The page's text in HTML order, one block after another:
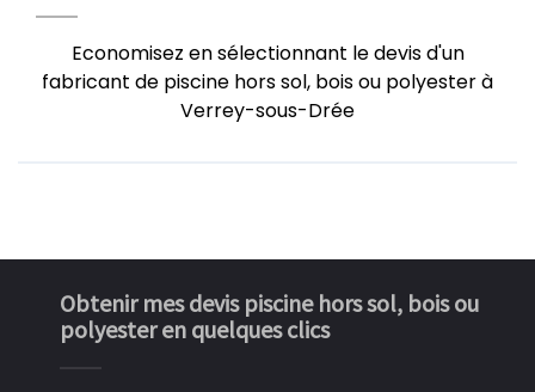
Economisez en sélectionnant le devis d'un
fabricant de piscine hors sol, bois ou polyester à
Verrey-sous-Drée
Obtenir mes devis piscine hors sol, bois ou
polyester en quelques clics